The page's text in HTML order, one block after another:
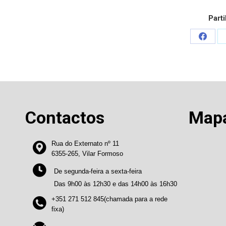
Share
Contactos
Rua do Externato nº 11
6355-265, Vilar Formoso
De segunda-feira a sexta-feira
Das 9h00 às 12h30 e das 14h00 às 16h30
+351 271 512 845(chamada para a rede
fixa)